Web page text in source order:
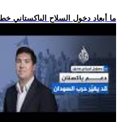
.. ما أبعاد دخول السلاح الباكستاني